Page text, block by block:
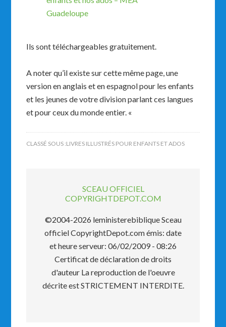
Guadeloupe
Ils sont téléchargeables gratuitement.
A noter qu’il existe sur cette même page, une
version en anglais et en espagnol pour les enfants
et les jeunes de votre division parlant ces langues
et pour ceux du monde entier. «
CLASSÉ SOUS :LIVRES ILLUSTRÉS POUR ENFANTS ET ADOS
SCEAU OFFICIEL
COPYRIGHTDEPOT.COM
©2004-2026 leministerebiblique Sceau
officiel CopyrightDepot.com émis: date
et heure serveur: 06/02/2009 - 08:26
Certificat de déclaration de droits
d'auteur La reproduction de l'oeuvre
décrite est STRICTEMENT INTERDITE.